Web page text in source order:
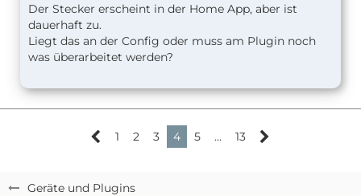
Geräte und Plugins
Der Stecker erscheint in der Home App, aber ist
dauerhaft zu.
Liegt das an der Config oder muss am Plugin noch
was überarbeitet werden?
1 2 3 4 5 … 13